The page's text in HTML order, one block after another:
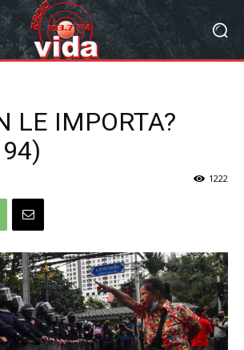
LE IMPORTA?
1222